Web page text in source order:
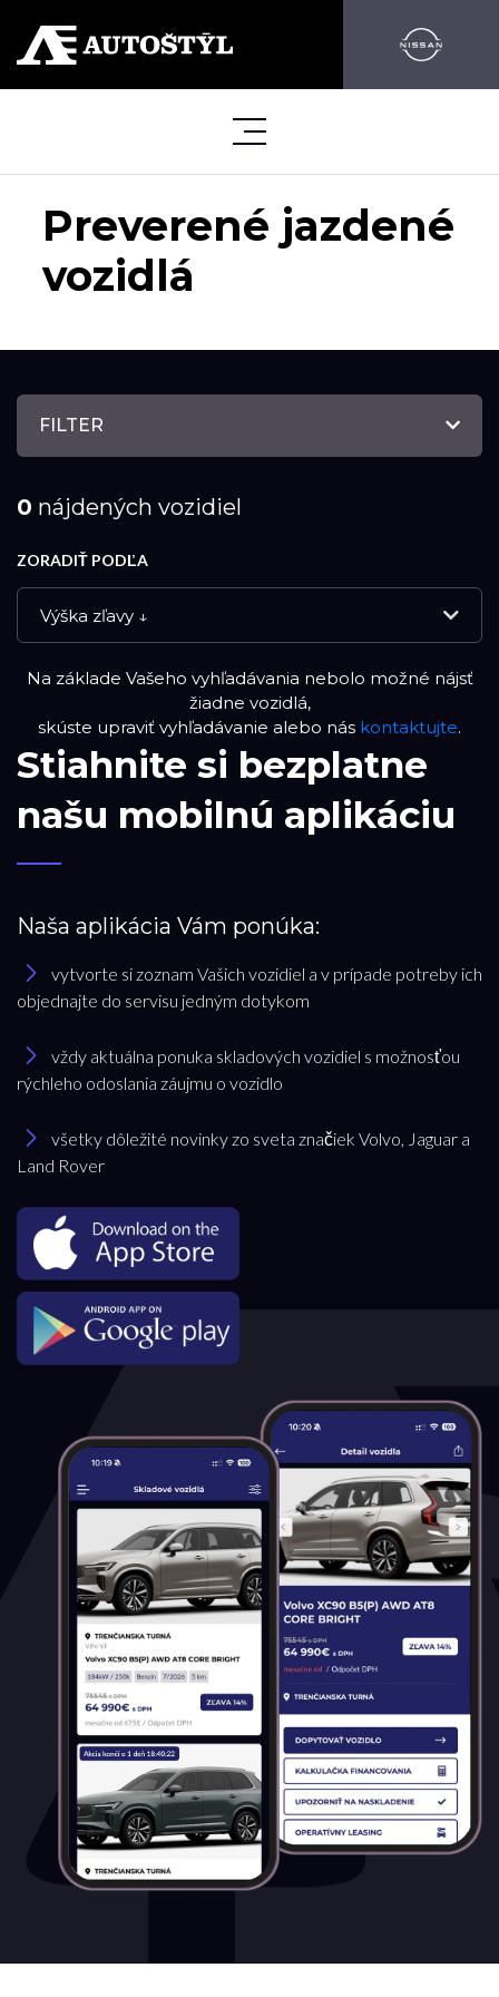
Preverené jazdené
vozidlá
FILTER
0 nájdených vozidiel
ZORADIŤ PODĽA
Výška zľavy ↓
DEMO VOZIDLÁ
PREVERENÉ JAZDENÉ VOZIDLÁ
Značka
Dacia
Model
Pobočka
Bratislava
Trenčianska Turná
Trnava
Akciová ponuka
všetky
Benzín
Benzín+LPG
Diesel
Elektromobil
Hybrid
Mild hybrid benzín
Mild hybrid diesel
Plugin hybrid
Na základe Vašeho vyhľadávania nebolo možné nájsť
žiadne vozidlá,
skúste upraviť vyhľadávanie alebo nás kontaktujte.
Stiahnite si bezplatne
našu mobilnú aplikáciu
Naša aplikácia Vám ponúka:
vytvorte si zoznam Vašich vozidiel a v prípade potreby ich
objednajte do servisu jedným dotykom
vždy aktuálna ponuka skladových vozidiel s možnosťou
rýchleho odoslania záujmu o vozidlo
všetky dôležité novinky zo sveta značiek Volvo, Jaguar a
Land Rover